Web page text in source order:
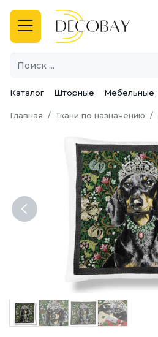
Каталог Шторные Мебельные
Главная Ткани по назначению
Previous